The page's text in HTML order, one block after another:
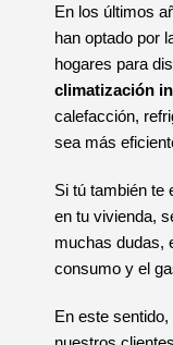
En los últimos
han optado por
hogares para
climatización
calefacción,
sea más
Si tú también te
en tu vivienda,
muchas dudas,
consumo y el
En este